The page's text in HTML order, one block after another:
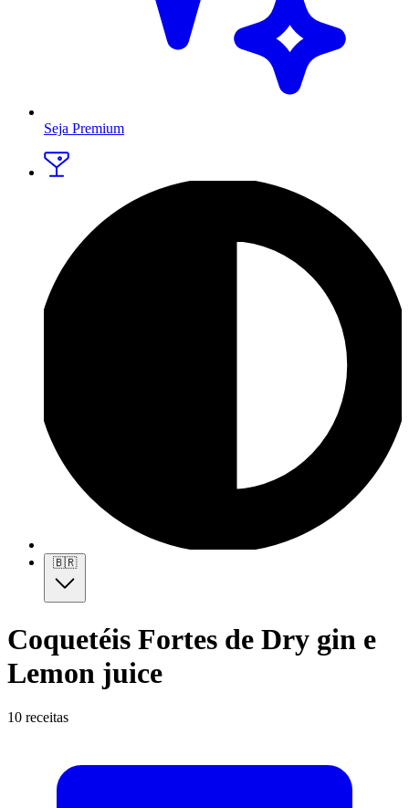
Seja Premium
🇧🇷
Coquetéis Fortes de Dry gin e
Lemon juice
10 receitas